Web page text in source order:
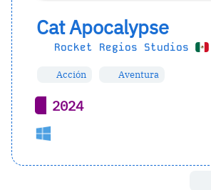
Cat Apocalypse
Rocket Regios Studios
Acción Aventura
2024